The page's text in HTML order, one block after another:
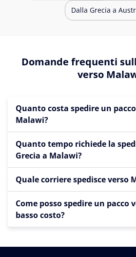
Dalla Grecia a
Domande frequenti
verso
Quanto costa spedire un
Malawi?
Quanto tempo richiede la
Grecia a Malawi?
Quale corriere spedisce verso
Come posso spedire un pacco
basso costo?